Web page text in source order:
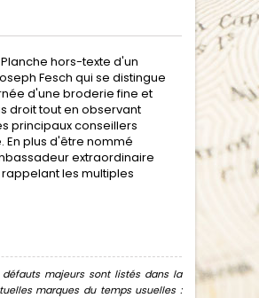
hors-texte d'un
Fesch qui se distingue
d'une broderie fine et
droit tout en observant
principaux conseillers
plus d'être nommé
extraordinaire
les multiples
majeurs sont listés dans la
marques du temps usuelles :